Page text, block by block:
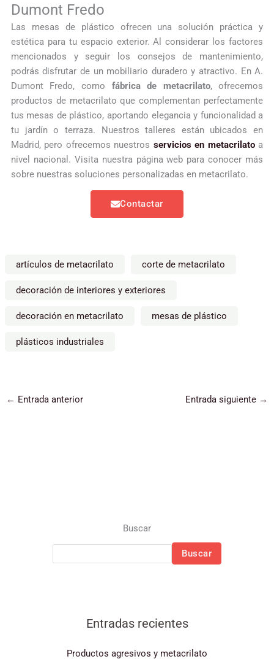
Dumont Fredo
Las mesas de plástico ofrecen una solución práctica y
estética para tu espacio exterior. Al considerar los factores
mencionados y seguir los consejos de mantenimiento,
podrás disfrutar de un mobiliario duradero y atractivo. En A.
Dumont Fredo, como fábrica de metacrilato, ofrecemos
productos de metacrilato que complementan perfectamente
tus mesas de plástico, aportando elegancia y funcionalidad a
tu jardín o terraza. Nuestros talleres están ubicados en
Madrid, pero ofrecemos nuestros servicios en metacrilatoa
nivel nacional. Visita nuestra página web para conocer más
sobre nuestras soluciones personalizadas en metacrilato.
Contactar
artículos de metacrilato corte de metacrilato
decoración de interiores y exteriores
decoración en metacrilato mesas de plástico
plásticos industriales
← Entrada anterior Entrada siguiente →
Buscar
Buscar
Entradas recientes
Productos agresivos y metacrilato